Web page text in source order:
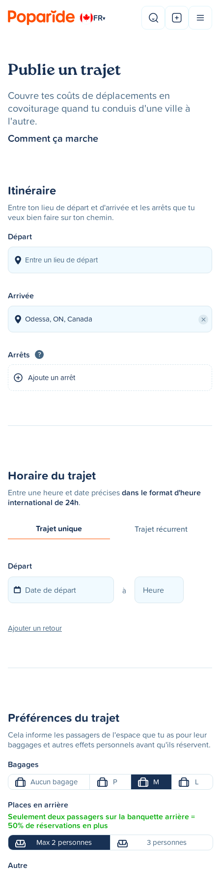
FR▾
Publie un trajet
Couvre tes coûts de déplacements en
covoiturage quand tu conduis d'une ville à
l'autre.
Comment ça marche
Itinéraire
Entre ton lieu de départ et d'arrivée et les arrêts que tu
veux bien faire sur ton chemin.
Départ
Arrivée
×
Arrêts ?
Ajoute un arrêt
Horaire du trajet
Entre une heure et date précisesdans le format d'heure
international de 24h.
Trajet unique Trajet récurrent
Départ
à
Ajouter un retour
Préférences du trajet
Cela informe les passagers de l'espace que tu as pour leur
baggages et autres effets personnels avant qu'ils réservent.
Bagages
Aucun bagage P M L
Places en arrière
Seulement deux passagers sur la banquette arrière =
50% de réservations en plus
Max 2 personnes 3 personnes
Autre